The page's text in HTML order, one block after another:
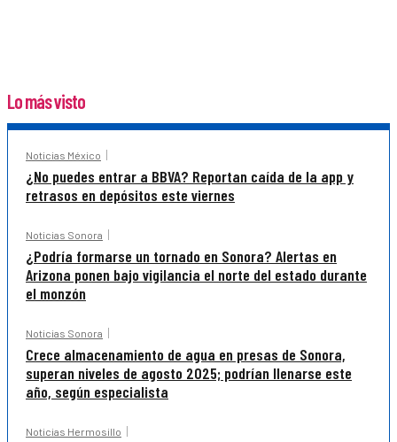
Lo más visto
Noticias México
¿No puedes entrar a BBVA? Reportan caída de la app y
retrasos en depósitos este viernes
Noticias Sonora
¿Podría formarse un tornado en Sonora? Alertas en
Arizona ponen bajo vigilancia el norte del estado durante
el monzón
Noticias Sonora
Crece almacenamiento de agua en presas de Sonora,
superan niveles de agosto 2025; podrían llenarse este
año, según especialista
Noticias Hermosillo